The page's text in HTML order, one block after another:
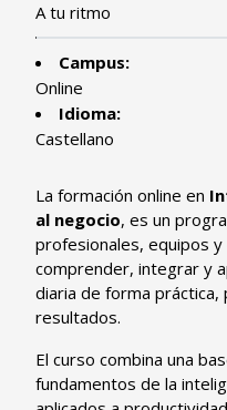
A tu ritmo
Campus:
Online
Idioma:
Castellano
La formación online en
al negocio, es un
profesionales, equipos
comprender, integrar y
diaria de forma
resultados.
El curso combina una
fundamentos de la